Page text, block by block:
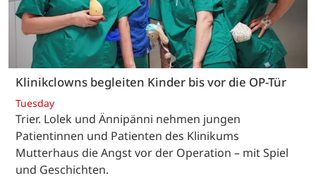
Klinikclowns begleiten Kinder bis vor die OP-Tür
Tuesday
Trier. Lolek und Ännipänni nehmen jungen
Patientinnen und Patienten des Klinikums
Mutterhaus die Angst vor der Operation – mit Spiel
und Geschichten.